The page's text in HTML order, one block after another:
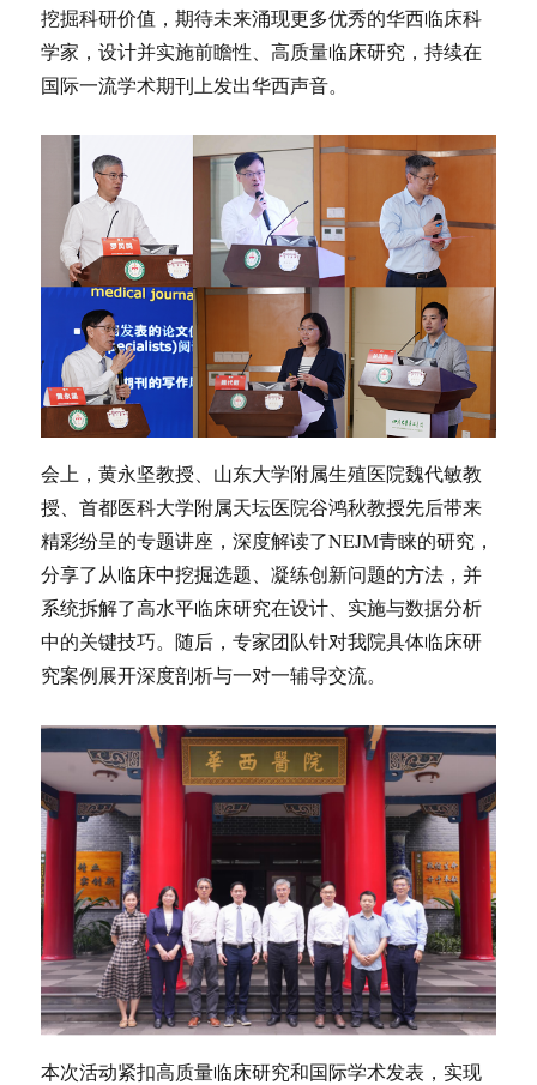
挖掘科研价值，期待未来涌现更多优秀的华西临床科
学家，设计并实施前瞻性、高质量临床研究，持续在
国际一流学术期刊上发出华西声音。
会上，黄永坚教授、山东大学附属生殖医院魏代敏教
授、首都医科大学附属天坛医院谷鸿秋教授先后带来
精彩纷呈的专题讲座，深度解读了NEJM青睐的研究，
分享了从临床中挖掘选题、凝练创新问题的方法，并
系统拆解了高水平临床研究在设计、实施与数据分析
中的关键技巧。随后，专家团队针对我院具体临床研
究案例展开深度剖析与一对一辅导交流。
本次活动紧扣高质量临床研究和国际学术发表，实现